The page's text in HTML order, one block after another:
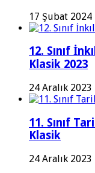
17 Şubat 2024
12. Sınıf
Klasik 2023
24 Aralık 2023
11. Sınıf
Klasik
24 Aralık 2023